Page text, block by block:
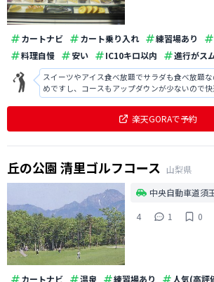
カートナビ カート乗り入れ 練習場あり
料理自慢
安い IC10キロ以内 進行がス
スイーツやアイス食べ放題でサラダも食べ放題
めですし、コースもアップダウンが少ないので
は古かったですが、綺麗で良かったです。
楽天GORAで予約
丘の公園 清里ゴルフコース 山梨県
中央自動車道須
4
1 0
カートナビ 温泉 練習場あり 人気(高評